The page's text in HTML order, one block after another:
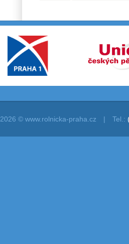
2026 © www.rolnicka-praha.cz | Tel.: